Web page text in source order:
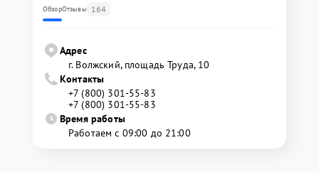
ОбзорОтзывы 164
Адрес
г. Волжский, площадь Труда, 10
Контакты
+7 (800) 301-55-83
+7 (800) 301-55-83
Время работы
Работаем с 09:00 до 21:00